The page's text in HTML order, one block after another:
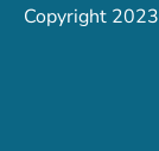
Copyright 2023